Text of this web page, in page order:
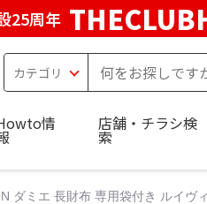
25周年
情 店舗・チラシ検
索
ダミエ 長財布 専用袋付き ルイヴ